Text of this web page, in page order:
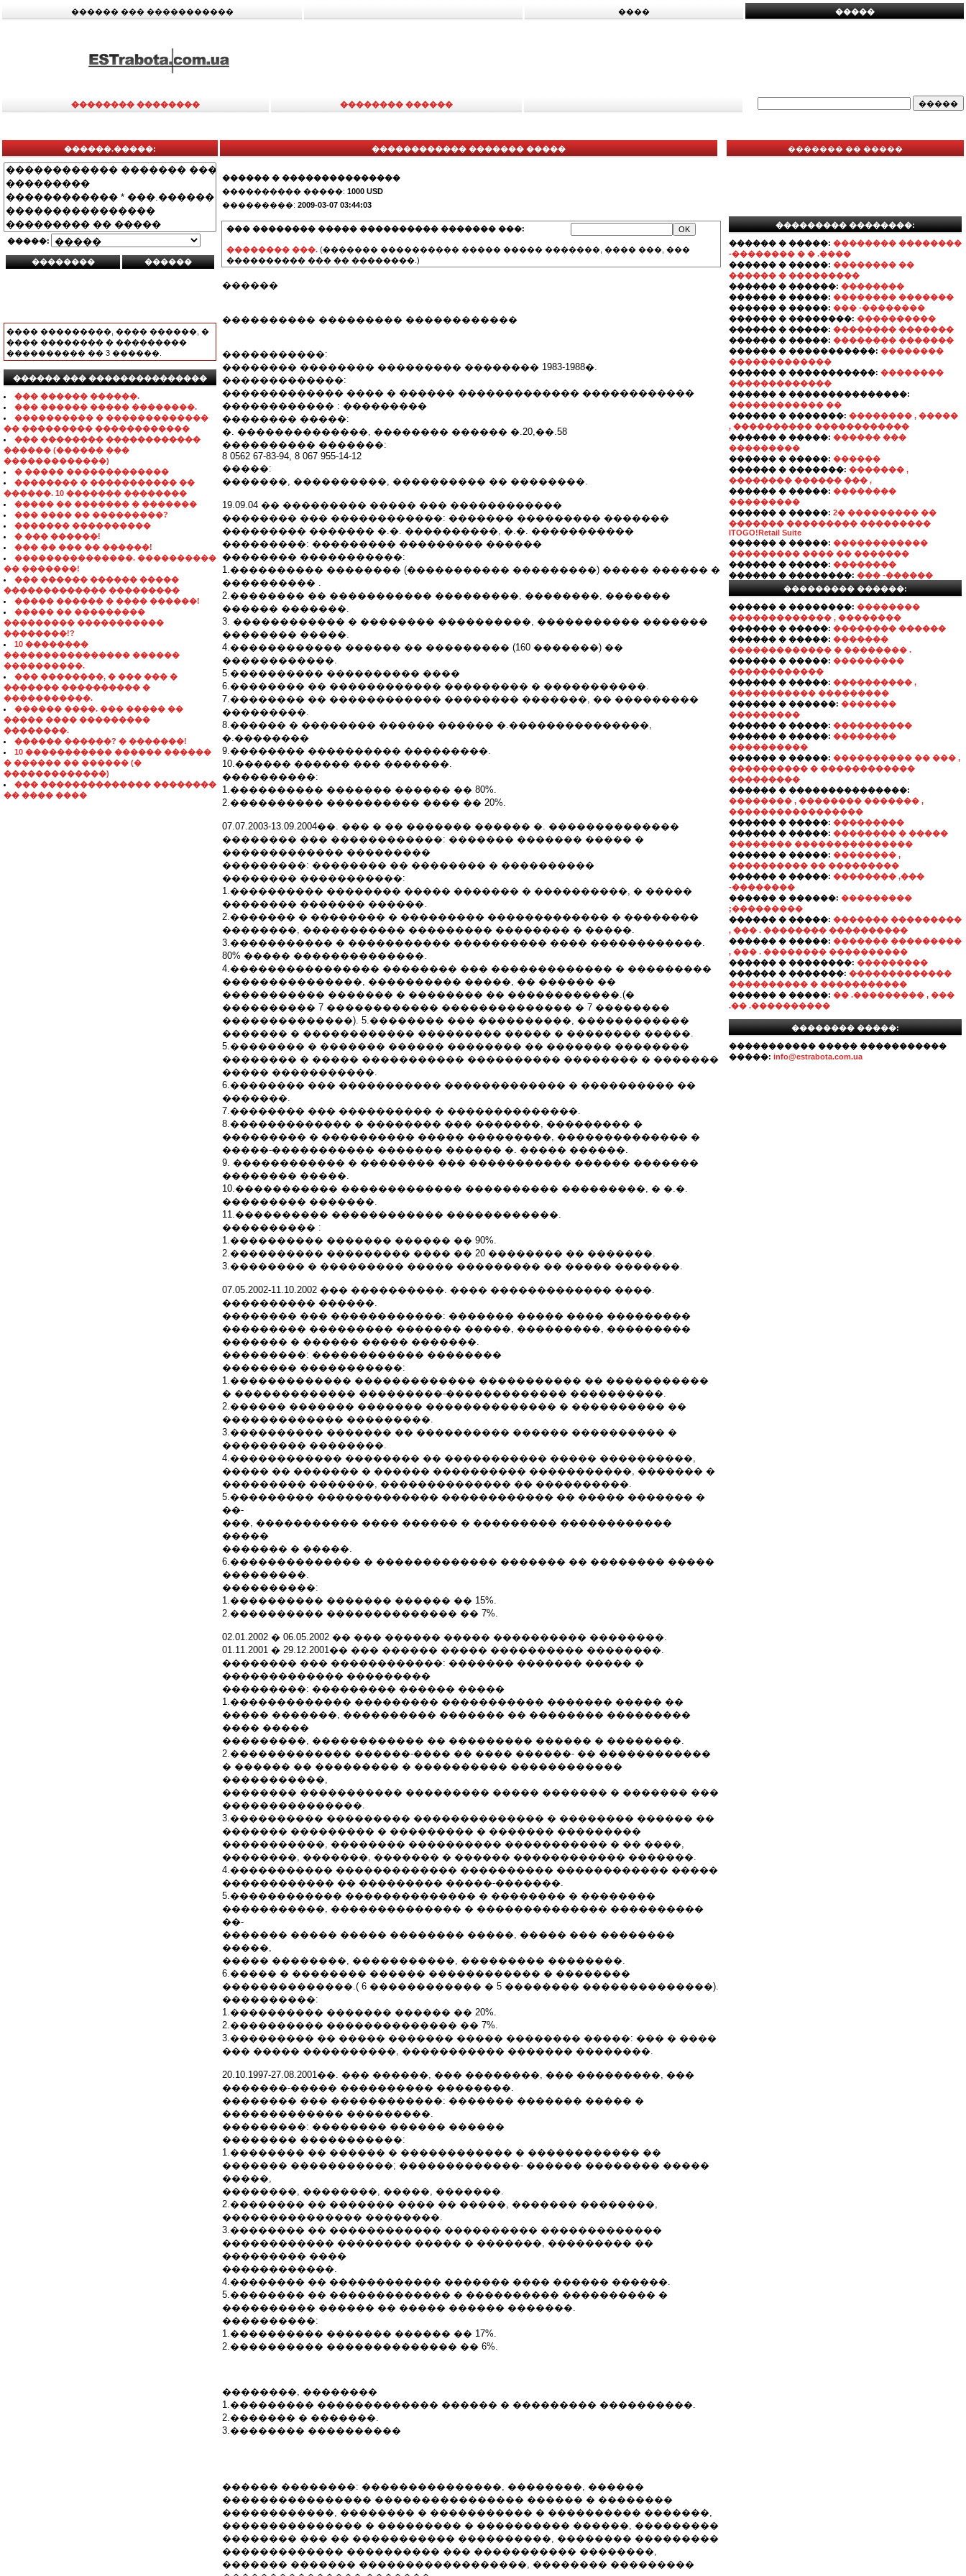
������ ��� ����������� ���� �����
�������� �������� �������� ������
������.�����:
�����:
���� ���������, ���� ������, �
���� �������� � ���������
���������� �� 3 ������.
������ ��� ���������������
��� ������ ������.
��� ������ ����� ��������.
���������� � �������������
�� ��������� ������������
��� �������� ������������
������ (������ ���
�������������)
� ����� �������������
�������� � ����������� ��
������. 10 ������� ��������
����� �� ������� � �������
��� ���� �� ���������?
������� ����������
� ��� ������!
��� �� ��� �� ������!
���������������. ����������
�� �������!
��� ������ ������ �����
������������� ���������
����� ������ � ���� ������!
����� �� ���������
��������� �����������
��������!?
10 ��������
���������������� ������
����������.
��� ��������, � ��� ��� �
������� ���������� �
�����������.
������ ����. ��� ����� ��
����� ���� ���������
��������.
������ ������? � �������!
10 ����������� ������ ������
� ������ �� ������ (�
�������������)
��� �������������� ��������
�� ���� ����
������������ ������� �����
������ � ���������������
���������� �����: 1000 USD
���������: 2009-03-07 03:44:03
��� �������� ����� ���������� ������� ���:
�������� ���. (������� ���������� ����� ����� �������, ���� ���, ���
���������� ��� �� ��������.)
������
���������� ��������� ������������
�����������:
�������� �������� ��������� �������� 1983-1988�.
�������������:
������������� ���� � ������ ������������� ������������
������������ : ���������
�������� �����:
�. ��������������, �������� ������ �.20,��.58
���������� �������:
8 0562 67-83-94, 8 067 955-14-12
�����:
�������, ����������, ���������� �� ��������.
19.09.04 �� ��������� ����� ��� ������������
�������� ��� ������������: ������� ��������� �������
��������� ������� �.�. ����������, �.�. �����������
���������: ��������� ��������� ������
�������� �����������:
1.���������� �������� (����������� ���������) ����� ������ �
���������� .
2.�������� �� ����������� ���������, ��������, �������
������ �������.
3. ������������ � �������� ����������, ����������� �������
�������� �����.
4.������������ ������ �� ��������� (160 �������) ��
������������.
5.���������� ���������� ����
6.�������� �� ������������ ��������� � �����������.
7.�������� �� ������������ �������� �������, �� ���������
���������.
8.������ � �������� ������ ������ �.���������������,
�.��������
9.�������� ���������� ���������.
10.������ ������ ��� �������.
����������:
1.���������� ������� ������ �� 80%.
2.���������� ���������� ���� �� 20%.
07.07.2003-13.09.2004��. ��� � �� ������� ������ �. ��������������
�������� ��� ������������: ������� ������� ����� �
������������� ���������
���������: �������� �� �������� � ����������
�������� �����������:
1.���������� �������� ����� ������� � ����������, � �����
�������� ������� ������.
2.������� � �������� � ��������� ������������� � ��������
��������, ����������� ��������� �������� � �����.
3.����������� � ����������� ���������� ���� ������������.
80% ����� ��������������.
4.���������������� �������� ��� ������������� � ���������
���������������, ���������� �����, �� ������ ��
����������� ������� � �������� �� ������������.(�
���������� 7 ������������ �������������� � 7 ��������
��������������). 5.�������� ��� ����������, ������������
������� � ������������ ��������� ����� � �������� �����.
5.�������� � ������� ������ �������� �� ������� ��������
�������� � ����� ����������� ���������� �������� � �������
����� �����������.
6.�������� ��� ����������� ������������� � ���������� ��
�������.
7.�������� ��� ���������� � ��������������.
8.������������� � �������� ��� �������, ��������� �
��������� � ���������� ����� ���������, �������������� �
�����-����������� ������� ������ �. ����� ������.
9. ������������ � �������� ��� ����������� ������ �������
�������� �����.
10.����������� ������������� ���������� ���������, � �.�.
��������� �������.
11.���������� ������������ ������������.
���������� :
1.���������� ������� ������ �� 90%.
2.���������� ��������� ���� �� 20 �������� �� �������.
3.�������� � ��������� ����� ��������� �� ����� �������.
07.05.2002-11.10.2002 ��� ����������. ���� ������������� ����.
���������� ������.
�������� ��� ������������: ������� ����� ���� ���������
��������� ��������� ������� �����, ���������, ���������
������� � ������ ����� �������.
���������: ������������ ��������
�������� �����������:
1.������������� ������������� ����������� �� �����������
� ������������� ���������-������������� ����������.
2.������ ������� ������� �������������� � ���������� ��
������������� ���������.
3.���������� ������� �� ���������� ������ ���������� �
��������� ��������.
4.������������ �������� �� ����������� ����� ����������,
����� �� ������� � ������ ���������� �����������, ������� �
��������� �������, �������������� �� ����������.
5.��������� ������������� ������������ �� ����� ������� �
��-
���, ����������� ���� ������ � ��������� ������������
�����
������� � �����.
6.�������������� � ������������� ������� �� �������� �����
���������.
����������:
1.���������� ������� ������ �� 15%.
2.���������� �������������� �� 7%.
02.01.2002 � 06.05.2002 �� ��� ������ ����� ���������� ��������.
01.11.2001 � 29.12.2001�� ��� ������ ����� ���������� ��������.
�������� ��� ������������: ������� ������� ����� �
������������� ���������
���������: ��������� ������ �����
1.������������� ��������� ����������� ������� ����� ��
����� �������, ���������� ������� �� �������� ���������
���� �����
���������, ������������ �� ��������� ������ � ��������.
2.������������� ������-���� �� ���� ������- �� ������������
� ������ �� ��������� � ���������� ������������
�����������,
�������� ����������� ��������� ����� ������� � ������� ���
���������������.
3.���������� ��������� �������������� � �������� ������ ��
������� ��������� � ��������� � ������� ���������
�����������, �������� ���������� ����������� � �� ����,
��������, �������, ������� � ������ ������������ �������.
4.����������� ������������� ���������� ������������ �����
������������ �� ��������� �����-�������.
5.������������ �������������� � �������� � ��������
�����������, �������������� � �������������� ����������
��-
������� ����� ����� �������� �����, ����� ��� ��������
�����,
����� ��������, �����������, ��������� ��������.
6.����� � �������� ������ ������������ � ��������
��������������.( 6 ������������ � 5 �������� ��������������).
����������:
1.���������� ������� ������ �� 20%.
2.���������� �������������� �� 7%.
3.��������� �� ����� ������� ����� �������� �����: ��� � ����
��� ����� ����������, ����������� ������� ��������.
20.10.1997-27.08.2001��. ��� ������, ��� ��������, ��� ���������, ���
�������-����� ���������� ��������.
�������� ��� ������������: ������� ������� ����� �
������������� ���������.
���������: �������� ������ ������
�������� �����������:
1.�������� �� ������ � ������������ � ������������ ��
������� �����������; �������������- ������ �������� �����
�����,
��������, ��������, �����, �������.
2.�������� �� ������� ���� �� �����, ������� ��������,
��������������� ��������.
3.�������� �� ������������ ���������� �������������
������������ �������� ����� � �������, ��������� ��
��������� ����
������������.
4.�������� �� ������������ ������� ���� ������ ������.
5.�������� �� ������������� � ���������� ���������� �
���������� ������ �� ����� ������ �������.
����������:
1.���������� ������� ������ �� 17%.
2.���������� �������������� �� 6%.
��������, ��������
1.��������� ������������� ������ � ��������� ����������.
2.������� � �������.
3.�������� ����������
������ ��������: ���������������, ��������, ������
���������������� ���������������� ������ � ��������
������������, �������� � ����������� � ���������� �������,
��������������� � ��������� � ���������� ������, ���������
�������� ��� �� ����������� ����������, �������� ���������
������������� ���������� ��� ����������� ��������,
������� ������� ������������������, �������� ���������
������� �� �����
��������� ��������:
������ � �����: �������� ��������
-�������� � � .����
������ � �����: �������� ��
������ � ���������
������ � ������: ��������
������ � �����: �������� �������
������ � �����: ��� -��������
������ � ��������: ����������
������ � �����: �������� �������
������ � �����: �������� �������
������ � �����������: ��������
�������������
������ � �����������: ��������
�������������
������ � ���������������:
������������ ��
������ � �������: �������� , �����
, ���������� ������������
������ � �����: ������ ���
���������
������ � �����: ������
������ � �������: ������� ,
�������� ������ ��� ,
������ � �����: ��������
���������
������ � �����: 2� ��������� ��
������� ��������� ���������
ITOGO!Retail Suite
������ � �����: ������������
��������� ���� �� �������
������ � �����: ��������
������ � ��������: ��� -������
��������� ������:
������ � ��������: ��������
������������� , ��������
������ � �����: �������� ������
������ � �����: �������
������������� � �������� .
������ � �����: ���������
������������
������ � �����: ���������� ,
����������� ���������
������ � ������: �������
���������
������ � �����: ����������
������ � �����: ��������
����������
������ � �����: ���������� �� ��� ,
���������� � ������������
���������
������ � ���������������:
�������� , �������� ������� ,
�����������������
������ � �����: ���������
������ � �����: �������� � �����
�������� ���������������
������ � �����: �������� ,
���������� �� ���������
������ � �����: �������� ,���
-��������
������ � ������: ���������
;���������
������ � �����: ������� ���������
, ��� . �������� ����������
������ � �����: ������� ���������
, ��� . �������� ����������
������ � ��������: ���������
������ � �������: �������������
���������� � �����������
������ � �����: �� .��������� , ���
.�� .����������
�������� �����:
����������� ����� �����������
�����: info@estrabota.com.ua